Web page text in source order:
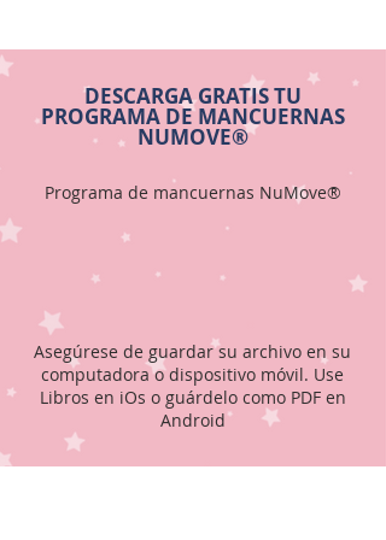
DESCARGA GRATIS TU
PROGRAMA DE MANCUERNAS
NUMOVE®
Programa de mancuernas NuMove®
Asegúrese de guardar su archivo en su
computadora o dispositivo móvil. Use
Libros en iOs o guárdelo como PDF en
Android